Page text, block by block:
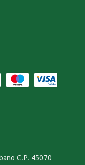
C.P. 45070